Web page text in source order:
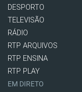
DESPORTO
TELEVISÃO
RÁDIO
RTP ARQUIVOS
RTP ENSINA
RTP PLAY
EM DIRETO